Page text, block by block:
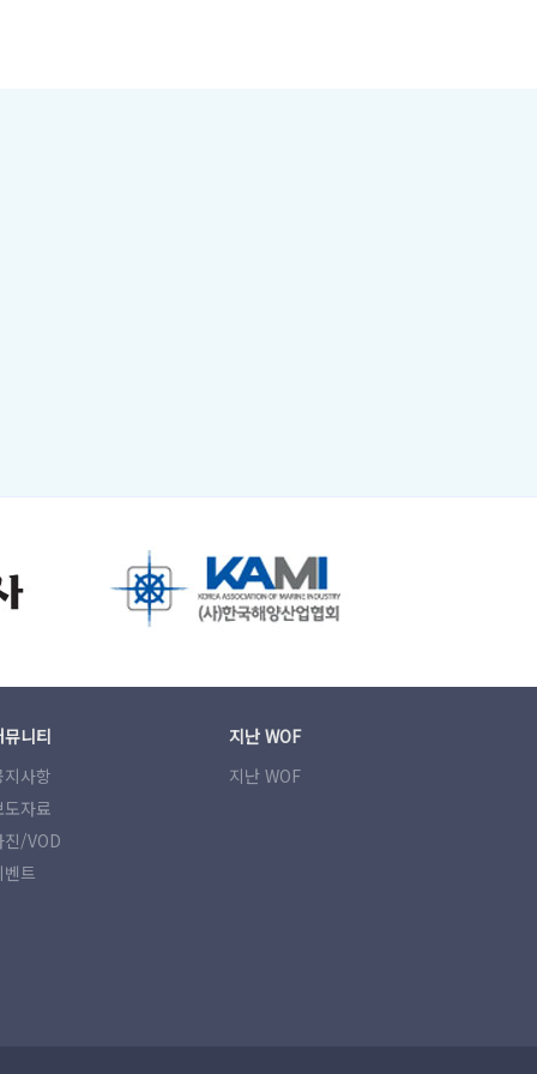
뮤니티
지사항
도자료
진/VOD
벤트
지난 WOF
지난 WOF